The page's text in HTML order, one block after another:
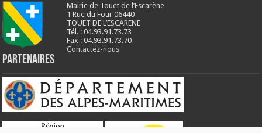
Mairie de Touët de l’Escarène
1 Rue du Four 06440
TOUET DE L’ESCARENE
Tél. : 04.93.91.73.73
Fax : 04.93.91.73.70
Contactez-nous
Partenaires